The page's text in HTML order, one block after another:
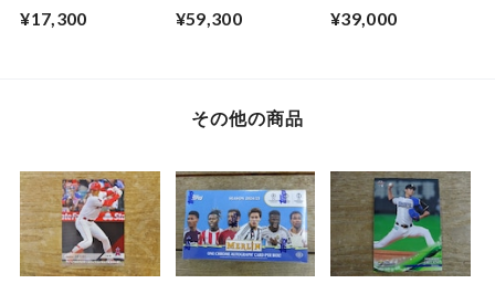
COMPETITIONS
¥17,300
HOBBY 未開封 BOX
¥59,300
ROAD TO FIFA
¥39,000
その他の商品